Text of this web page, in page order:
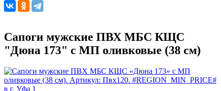
Сапоги мужские ПВХ МБС КЩС
"Дюна 173" с МП оливковые (38 см)